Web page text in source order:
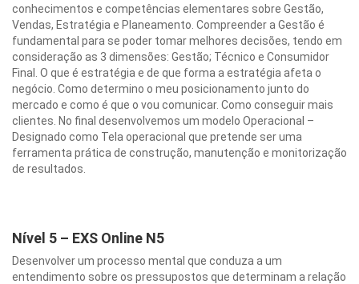
conhecimentos e competências elementares sobre Gestão,
Vendas, Estratégia e Planeamento. Compreender a Gestão é
fundamental para se poder tomar melhores decisões, tendo em
consideração as 3 dimensões: Gestão; Técnico e Consumidor
Final. O que é estratégia e de que forma a estratégia afeta o
negócio. Como determino o meu posicionamento junto do
mercado e como é que o vou comunicar. Como conseguir mais
clientes. No final desenvolvemos um modelo Operacional –
Designado como Tela operacional que pretende ser uma
ferramenta prática de construção, manutenção e monitorização
de resultados.
Nível 5 – EXS Online N5
Desenvolver um processo mental que conduza a um
entendimento sobre os pressupostos que determinam a relação